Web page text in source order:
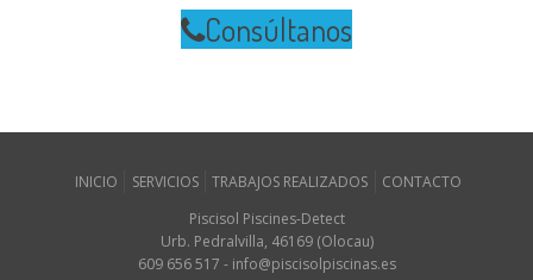
Consúltanos
INICIO SERVICIOS TRABAJOS REALIZADOS
CONTACTO
Piscisol Piscines-Detect
Urb. Pedralvilla, 46169 (Olocau)
609 656 517 - info@piscisolpiscinas.es